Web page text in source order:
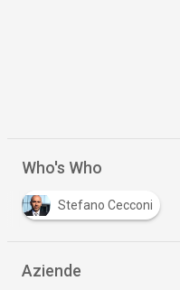
Who's Who
Stefano Cecconi
Aziende